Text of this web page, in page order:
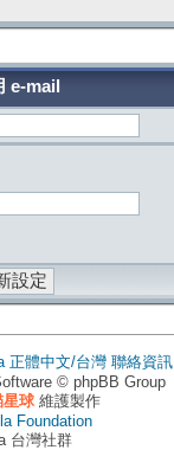
e-mail
正體中文/台灣 聯絡資訊
© phpBB Group
星球維護製作
Foundation
台灣社群